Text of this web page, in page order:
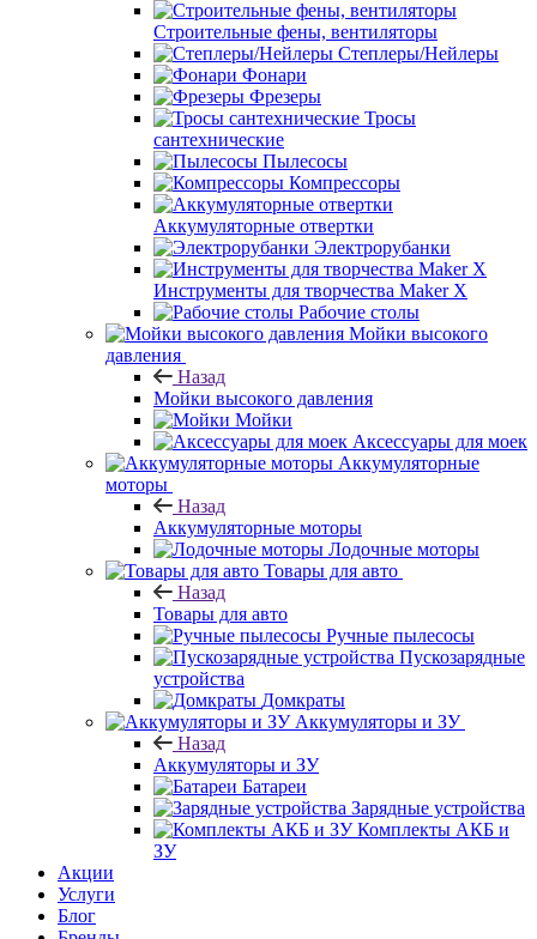
Строительные фены, вентиляторы
Степлеры/Нейлеры
Фонари
Фрезеры
Тросы
сантехнические
Пылесосы
Компрессоры
Аккумуляторные отвертки
Электрорубанки
Инструменты для творчества Maker X
Рабочие столы
Мойки высокого
давления
Назад
Мойки высокого давления
Мойки
Аксессуары для моек
Аккумуляторные
моторы
Назад
Аккумуляторные моторы
Лодочные моторы
Товары для авто
Назад
Товары для авто
Ручные пылесосы
Пускозарядные
устройства
Домкраты
Аккумуляторы и ЗУ
Назад
Аккумуляторы и ЗУ
Батареи
Зарядные устройства
Комплекты АКБ и
ЗУ
Акции
Услуги
Блог